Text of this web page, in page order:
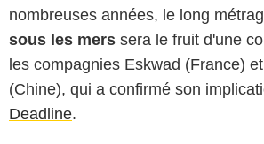
nombreuses années, le long
sous les mers sera le fruit d'une
les compagnies Eskwad (France)
(Chine), qui a confirmé son
Deadline.